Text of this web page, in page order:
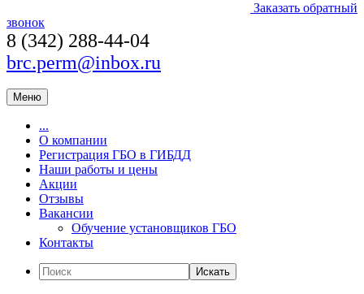
Заказать обратный
звонок
8 (342) 288-44-04
brc.perm@inbox.ru
Меню
...
О компании
Регистрация ГБО в ГИБДД
Наши работы и цены
Акции
Отзывы
Вакансии
Обучение установщиков ГБО
Контакты
Искать